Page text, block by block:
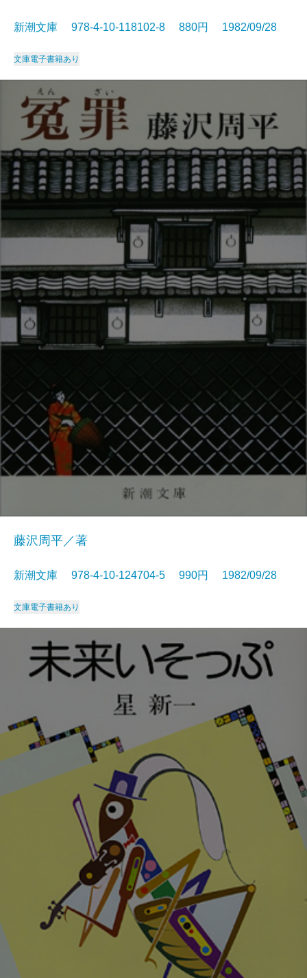
新潮文庫 978-4-10-118102-8 880円 1982/09/28
文庫電子書籍あり
藤沢周平／著
新潮文庫 978-4-10-124704-5 990円 1982/09/28
文庫電子書籍あり